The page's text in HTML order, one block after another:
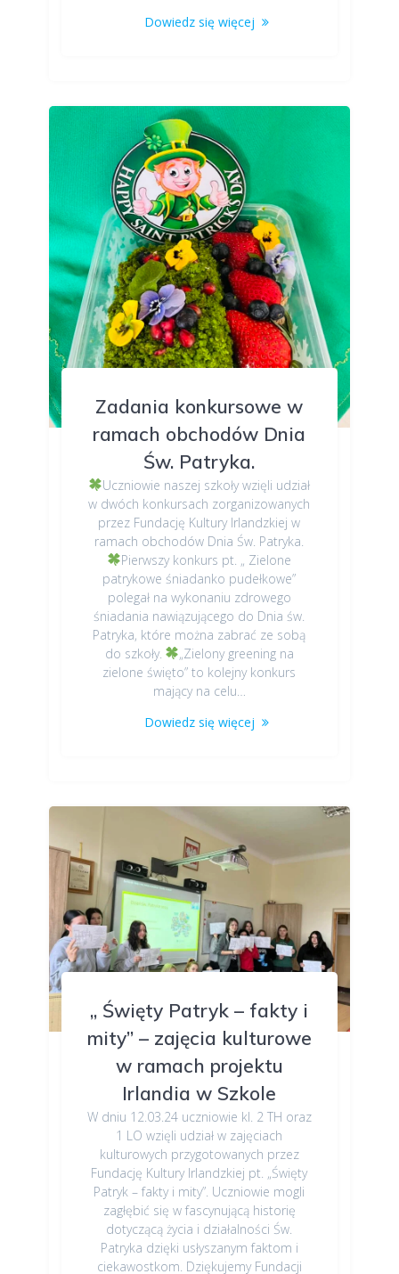
Dowiedz się więcej
Zadania konkursowe w
ramach obchodów Dnia
Św. Patryka.
Uczniowie naszej szkoły wzięli udział
w dwóch konkursach zorganizowanych
przez Fundację Kultury Irlandzkiej w
ramach obchodów Dnia Św. Patryka.
Pierwszy konkurs pt. „ Zielone
patrykowe śniadanko pudełkowe”
polegał na wykonaniu zdrowego
śniadania nawiązującego do Dnia św.
Patryka, które można zabrać ze sobą
do szkoły.
„Zielony greening na
zielone święto” to kolejny konkurs
mający na celu…
Dowiedz się więcej
„ Święty Patryk – fakty i
mity” – zajęcia kulturowe
w ramach projektu
Irlandia w Szkole
W dniu 12.03.24 uczniowie kl. 2 TH oraz
1 LO wzięli udział w zajęciach
kulturowych przygotowanych przez
Fundację Kultury Irlandzkiej pt. „Święty
Patryk – fakty i mity”. Uczniowie mogli
zagłębić się w fascynującą historię
dotyczącą życia i działalności Św.
Patryka dzięki usłyszanym faktom i
ciekawostkom. Dziękujemy Fundacji